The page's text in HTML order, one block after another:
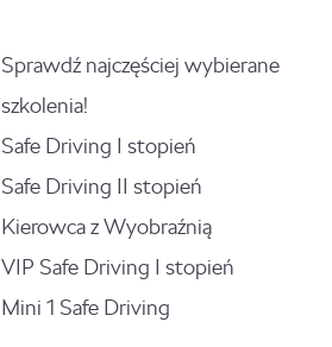
Sprawdź najczęściej wybierane
szkolenia!
Safe Driving I stopień
Safe Driving II stopień
Kierowca z Wyobraźnią
VIP Safe Driving I stopień
Mini 1 Safe Driving